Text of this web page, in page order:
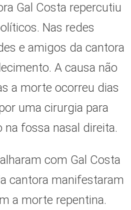
Gal Costa repercutiu
Nas redes
e amigos da cantora
A causa não
a morte ocorreu dias
uma cirurgia para
fossa nasal direita.
com Gal Costa
cantora manifestaram
a morte repentina.